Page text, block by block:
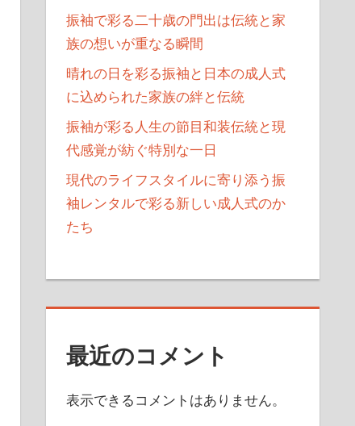
振袖で彩る二十歳の門出は伝統と家
族の想いが重なる瞬間
晴れの日を彩る振袖と日本の成人式
に込められた家族の絆と伝統
振袖が彩る人生の節目和装伝統と現
代感覚が紡ぐ特別な一日
現代のライフスタイルに寄り添う振
袖レンタルで彩る新しい成人式のか
たち
最近のコメント
表示できるコメントはありません。